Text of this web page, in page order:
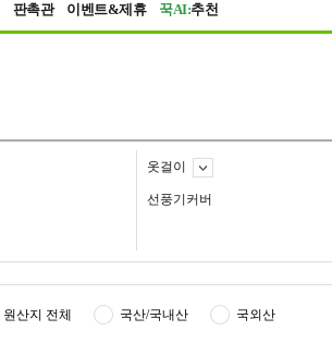
판촉관 이벤트&제휴 꾹AI:추천
옷걸이
선풍기커버
원산지 전체 국산/국내산 국외산